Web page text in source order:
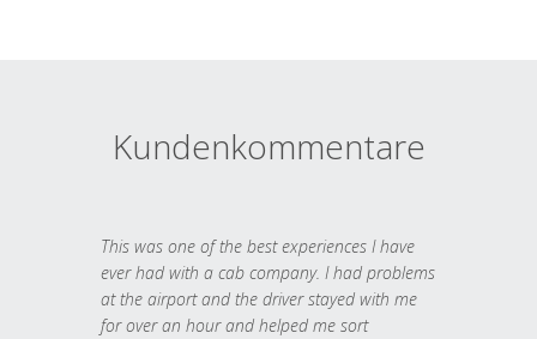
Kundenkommentare
This was one of the best experiences I have
ever had with a cab company. I had problems
at the airport and the driver stayed with me
for over an hour and helped me sort